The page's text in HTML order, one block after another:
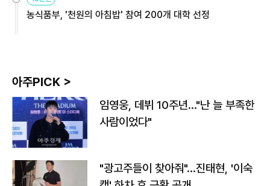
농식품부, '천원의 아침밥' 참여 200개 대학 선정
아주PICK >
임영웅, 데뷔 10주년…"난 늘 부족한
사람이었다"
"광고주들이 찾아줘"…진태현, '이숙